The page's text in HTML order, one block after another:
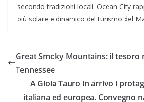
secondo tradizioni locali. Ocean City
più solare e dinamico del turismo del
Great Smoky Mountains: il tesoro
Tennessee
A Gioia Tauro in arrivo i
italiana ed europea. Convegno